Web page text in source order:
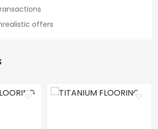
offers